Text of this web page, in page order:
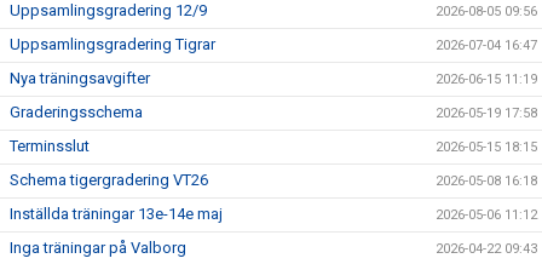
Uppsamlingsgradering 12/9 2026-08-05 09:56
Uppsamlingsgradering Tigrar 2026-07-04 16:47
Nya träningsavgifter 2026-06-15 11:19
Graderingsschema 2026-05-19 17:58
Terminsslut 2026-05-15 18:15
Schema tigergradering VT26 2026-05-08 16:18
Inställda träningar 13e-14e maj 2026-05-06 11:12
Inga träningar på Valborg 2026-04-22 09:43